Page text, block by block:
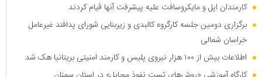
کارمندان اپل و مایکروسافت علیه پیشرفت آنها قیام کردند
برگزاری دومین جلسه کارگروه کالبدی و زیربنایی شورای پدافند غیرعامل
خراسان شمالی
اطلاعات بیش از ۱۰۰ هزار نیروی پلیس و کارمند امنیتی بریتانیا هک شد